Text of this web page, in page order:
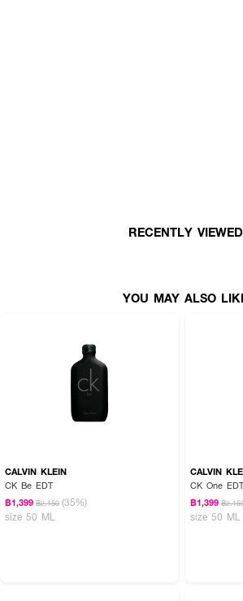
RECENTLY VIEWED
YOU MAY ALSO
CALVIN KLEIN
CK Be EDT
฿1,399 ฿2,150 (35%)
size 50 ML
CALVIN
CK One EDT
฿1,399 ฿
size 50 ML